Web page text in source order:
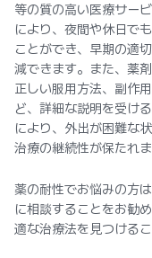
等の質の高い医療サー
により、夜間や休日で
ことができ、早期の適
減できます。また、薬
正しい服用方法、副作
ど、詳細な説明を受け
により、外出が困難な
治療の継続性が保たれま
薬の耐性でお悩みの方
に相談することをお勧
適な治療法を見つける